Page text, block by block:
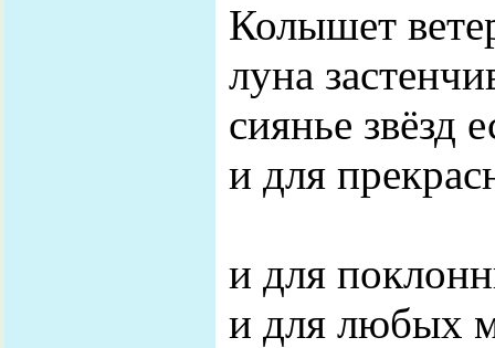
Колышет
луна
сиянье звёзд
и для
и для
и для любых